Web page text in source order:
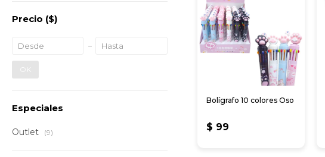
Bolígrafo 10 colores Oso
$ 99
Precio ($)
OK
Especiales
Outlet (9)